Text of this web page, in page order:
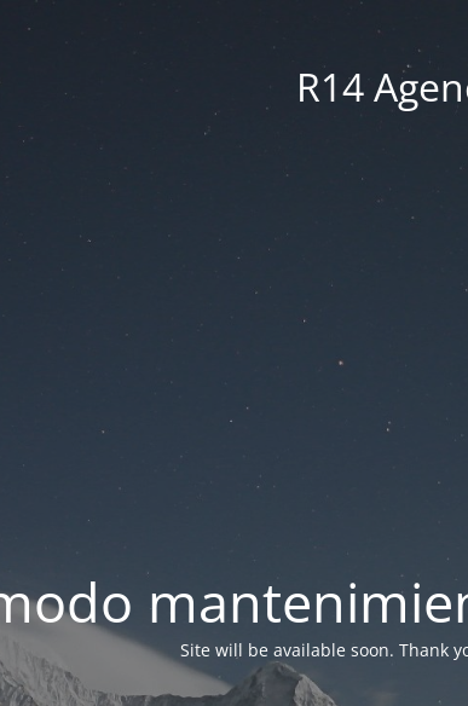
R14
Site will be available soon. Thank